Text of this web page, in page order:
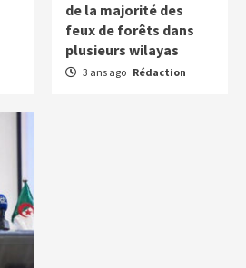
de la majorité des
feux de forêts dans
plusieurs wilayas
3 ans ago Rédaction